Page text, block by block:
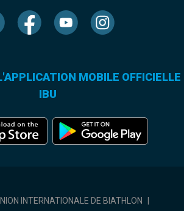
MOBILE OFFICIELLE
IBU
INTERNATIONALE DE BIATHLON |